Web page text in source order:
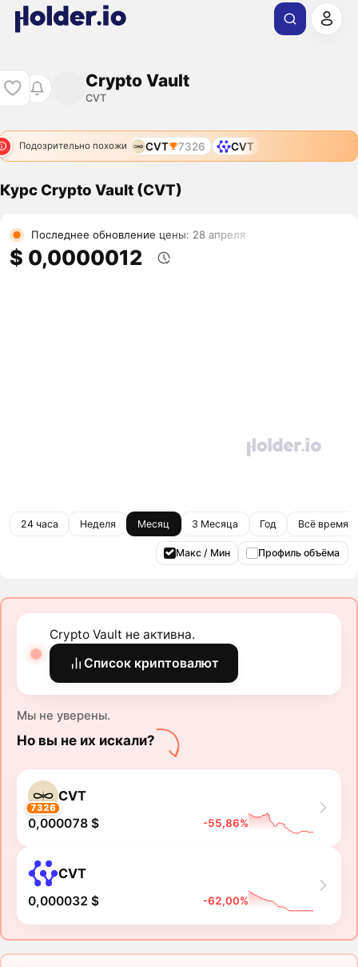
Crypto Vault
CVT
Подозрительно похожи CVT 7326 CVT
Курс Crypto Vault (CVT)
Последнее обновление цены: 28 апреля
$ 0,0000012
24 часа Неделя Месяц 3 Месяца Год Всё время
Макс / Мин Профиль объёма
Crypto Vault не активна.
Список криптовалют
Мы не уверены.
Но вы не их искали?
7326
CVT
0,000078 $ -55,86%
CVT
0,000032 $ -62,00%